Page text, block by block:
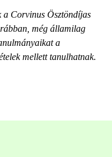
a Corvinus Ösztöndíjas
még államilag
a
mellett tanulhatnak.